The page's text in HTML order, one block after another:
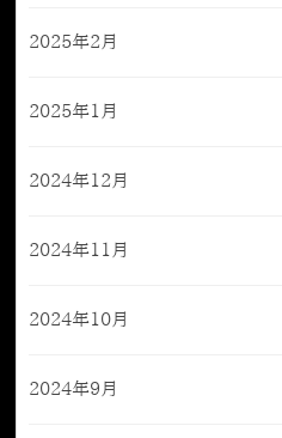
2025年2月
2025年1月
2024年12月
2024年11月
2024年10月
2024年9月